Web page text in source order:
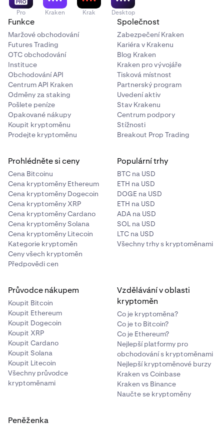
Vaše nároky obecně uhrazeny z chráněných prostředků
až do celkového zůstatku Vaší elektronické peněženky.
Měli byste si být vědomi, že pokud by k tomu došlo, pak
vzhledem k tomu, že se ochrana FSCS nebude
vztahovat:
•
chráněn je pouze zůstatek, který je držen v
elektronické peněžence, a žádné jiné zůstatky v
ekosystému Kraken (např. Váš zůstatek kryptoměn)
nejsou chráněny;
•
vrácení finančních prostředků by Vám mohlo trvat
•
zatímco výše Vašich peněz, které byste měli dostat
zpět, není omezena na 85 000 £ (jako by tomu bylo,
kdyby se ochrana FSCS vztahovala), některé náklady
by mohly být odečteny naším správcem nebo
likvidátorem a nemusíte dostat zpět všechny své
peníze.
Můžete také zvážit informace, které FCA zveřejnila na
svých vlastníchwebových stránkách.
Pro Kraken Krak Desktop
Funkce
Maržové obchodování
Futures Trading
OTC obchodování
Instituce
Obchodování API
Centrum API Kraken
Odměny za staking
Pošlete peníze
Opakované nákupy
Koupit kryptoměnu
Prodejte kryptoměnu
Společnost
Zabezpečení Kraken
Kariéra v Krakenu
Blog Kraken
Kraken pro vývojáře
Tisková místnost
Partnerský program
Uvedení aktiv
Stav Krakenu
Centrum podpory
Stížnosti
Breakout Prop Trading
Prohlédněte si ceny
Cena Bitcoinu
Cena kryptoměny Ethereum
Cena kryptoměny Dogecoin
Cena kryptoměny XRP
Cena kryptoměny Cardano
Cena kryptoměny Solana
Cena kryptoměny Litecoin
Kategorie kryptoměn
Ceny všech kryptoměn
Předpovědi cen
Populární trhy
BTC na USD
ETH na USD
DOGE na USD
ETH na USD
ADA na USD
SOL na USD
LTC na USD
Všechny trhy s kryptoměnami
Průvodce nákupem
Koupit Bitcoin
Koupit Ethereum
Koupit Dogecoin
Koupit XRP
Koupit Cardano
Koupit Solana
Koupit Litecoin
Všechny průvodce
kryptoměnami
Vzdělávání v oblasti
kryptoměn
Co je kryptoměna?
Co je to Bitcoin?
Co je Ethereum?
Nejlepší platformy pro
obchodování s kryptoměnami
Nejlepší kryptoměnové burzy
Kraken vs Coinbase
Kraken vs Binance
Naučte se kryptoměny
Peněženka